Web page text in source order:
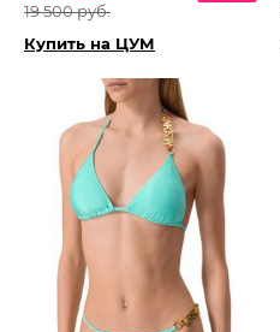
19 500 руб.
Купить на ЦУМ